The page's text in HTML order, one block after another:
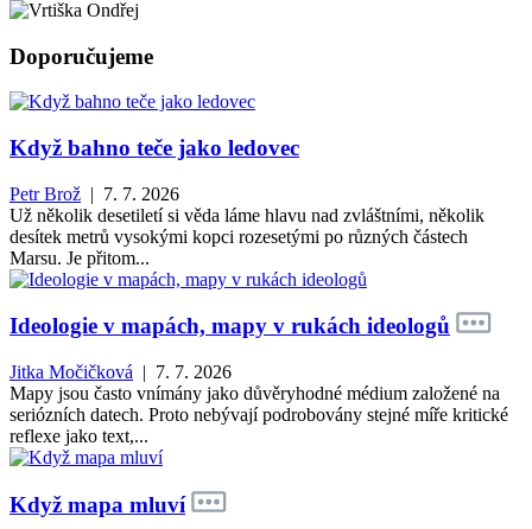
Doporučujeme
Když bahno teče jako ledovec
Petr Brož | 7. 7. 2026
Už několik desetiletí si věda láme hlavu nad zvláštními, několik
desítek metrů vysokými kopci rozesetými po různých částech
Marsu. Je přitom...
Ideologie v mapách, mapy v rukách ideologů
Jitka Močičková | 7. 7. 2026
Mapy jsou často vnímány jako důvěryhodné médium založené na
seriózních datech. Proto nebývají podrobovány stejné míře kritické
reflexe jako text,...
Když mapa mluví